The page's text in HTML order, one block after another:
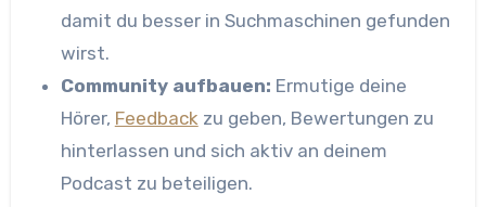
damit du besser in Suchmaschinen gefunden
wirst.
Community aufbauen: Ermutige deine
Hörer, Feedbackzu geben, Bewertungen zu
hinterlassen und sich aktiv an deinem
Podcast zu beteiligen.